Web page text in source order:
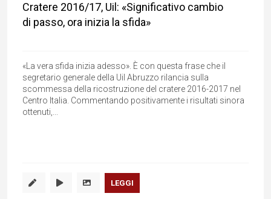
Cratere 2016/17, Uil: «Significativo cambio
di passo, ora inizia la sfida»
«La vera sfida inizia adesso». È con questa frase che il
segretario generale della Uil Abruzzo rilancia sulla
scommessa della ricostruzione del cratere 2016-2017 nel
Centro Italia. Commentando positivamente i risultati sinora
ottenuti,...
LEGGI